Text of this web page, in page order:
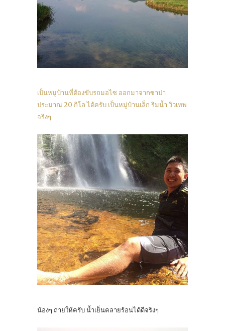
เป็นหมู่บ้านที่ต้องขับรถมอไซ ออกมาจากซาปา
ประมาณ 20 กิโล ได้ครับ เป็นหมู่บ้านเล็ก ริมน้ำ วิวเทพ
จริงๆ
น้องๆ ถ่ายให้ครับ น้ำเย็นคลายร้อนได้ดีจริงๆ